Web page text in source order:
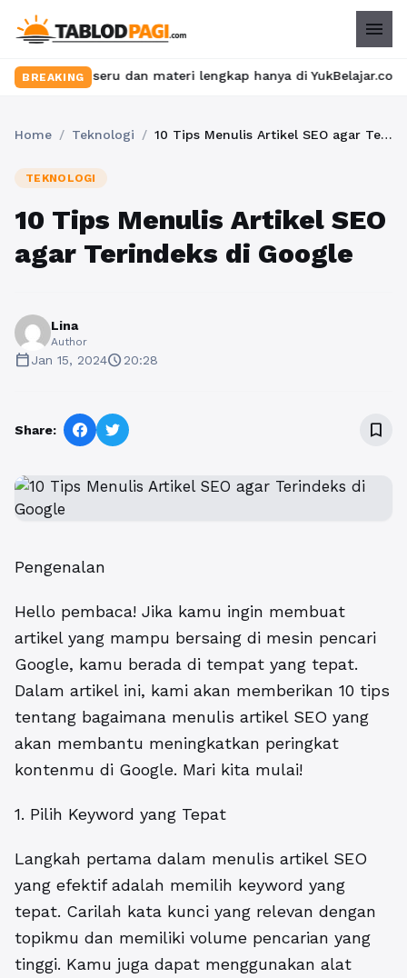
menu
BREAKING
seru dan materi lengkap hanya di YukBelajar.com. Mulai
Home / Teknologi / 10 Tips Menulis Artikel SEO agar Terindeks di Google
TEKNOLOGI
10 Tips Menulis Artikel SEO
agar Terindeks di Google
Lina
Author
calendar_todayJan 15, 2024schedule20:28
Share: bookmark_border
Pengenalan
Hello pembaca! Jika kamu ingin membuat
artikel yang mampu bersaing di mesin pencari
Google, kamu berada di tempat yang tepat.
Dalam artikel ini, kami akan memberikan 10 tips
tentang bagaimana menulis artikel SEO yang
akan membantu meningkatkan peringkat
kontenmu di Google. Mari kita mulai!
1. Pilih Keyword yang Tepat
Langkah pertama dalam menulis artikel SEO
yang efektif adalah memilih keyword yang
tepat. Carilah kata kunci yang relevan dengan
topikmu dan memiliki volume pencarian yang
tinggi. Kamu juga dapat menggunakan alat